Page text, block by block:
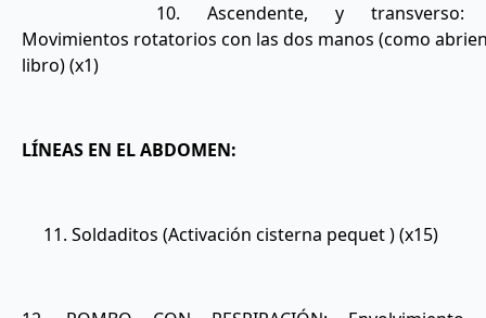
10. Ascendente, y transverso:
Movimientos rotatorios con las dos manos (como
libro) (x1)
LÍNEAS EN EL ABDOMEN:
11. Soldaditos (Activación cisterna pequet ) (x15)